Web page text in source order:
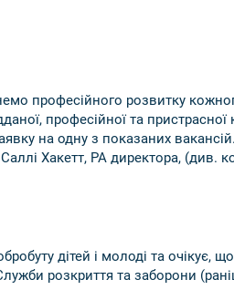
професійного розвитку
професійної та
на одну з показаних
Хакетт, PA директора, (див.
дітей і молоді та очікує,
розкриття та заборони